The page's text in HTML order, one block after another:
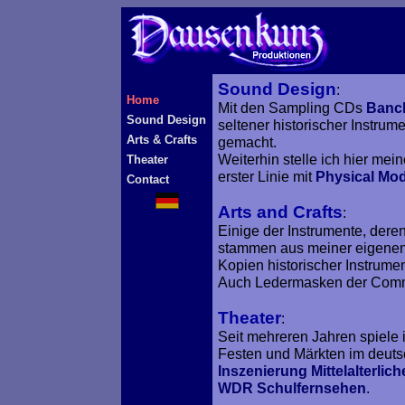
Home
Sound Design
Arts & Crafts
Theater
Contact
Sound Design:
Mit den Sampling CDs
seltener historischer
gemacht.
Weiterhin stelle ich hier
erster Linie mit Physical
Arts and Crafts:
Einige der Instrumente,
stammen aus meiner
Kopien historischer
Auch Ledermasken der
Theater:
Seit mehreren Jahren spiele
Festen und Märkten im
Inszenierung
WDR Schulfernsehen.